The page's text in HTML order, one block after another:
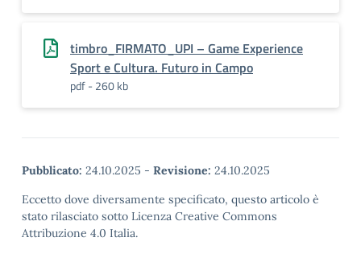
timbro_FIRMATO_UPI – Game Experience
Sport e Cultura. Futuro in Campo
pdf - 260 kb
Pubblicato: 24.10.2025 - Revisione: 24.10.2025
Eccetto dove diversamente specificato, questo articolo è
stato rilasciato sotto Licenza Creative Commons
Attribuzione 4.0 Italia.